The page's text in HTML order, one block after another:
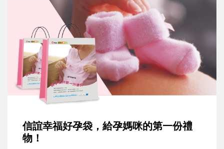
信誼幸福好孕袋，給孕媽咪的第一份禮
物！